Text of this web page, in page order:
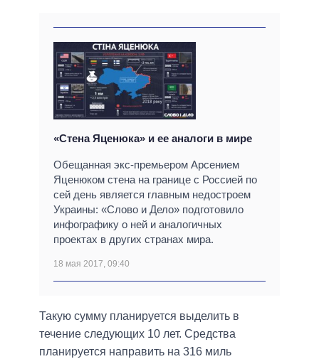
«Стена Яценюка» и ее аналоги в мире
Обещанная экс-премьером Арсением
Яценюком стена на границе с Россией по
сей день является главным недостроем
Украины: «Слово и Дело» подготовило
инфографику о ней и аналогичных
проектах в других странах мира.
18 мая 2017, 09:40
Такую сумму планируется выделить в
течение следующих 10 лет. Средства
планируется направить на 316 миль